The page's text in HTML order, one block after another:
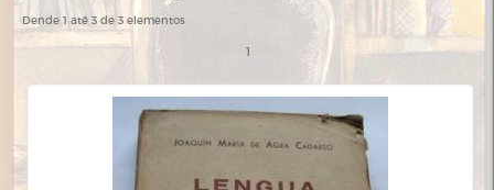
Dende 1 até 3 de 3 elementos
1